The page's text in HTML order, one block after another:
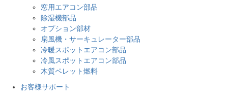
窓用エアコン部品
除湿機部品
オプション部材
扇風機・サーキュレーター部品
冷暖スポットエアコン部品
冷風スポットエアコン部品
木質ペレット燃料
お客様サポート